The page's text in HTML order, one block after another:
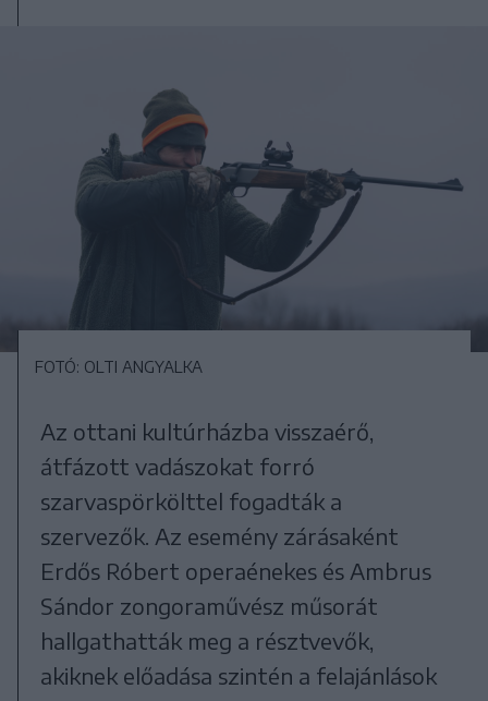
FOTÓ: OLTI ANGYALKA
Az ottani kultúrházba visszaérő,
átfázott vadászokat forró
szarvaspörkölttel fogadták a
szervezők. Az esemény zárásaként
Erdős Róbert operaénekes és Ambrus
Sándor zongoraművész műsorát
hallgathatták meg a résztvevők,
akiknek előadása szintén a felajánlások